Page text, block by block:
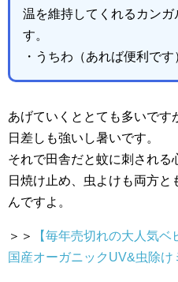
温を維持してくれるカン
す。
・うちわ（あれば便利です
あげていくととても多いで
日差しも強いし暑いです。
それで田舎だと蚊に刺され
日焼け止め、虫よけも両方
んですよ。
＞＞
【毎年売切れの大人気
国産オーガニックUV&虫除け